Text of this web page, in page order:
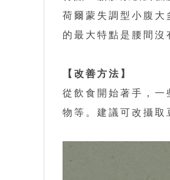
荷爾蒙失調型小腹
的最大特點是腰間沒
【改善方法】
從飲食開始著手，
物等。建議可改攝